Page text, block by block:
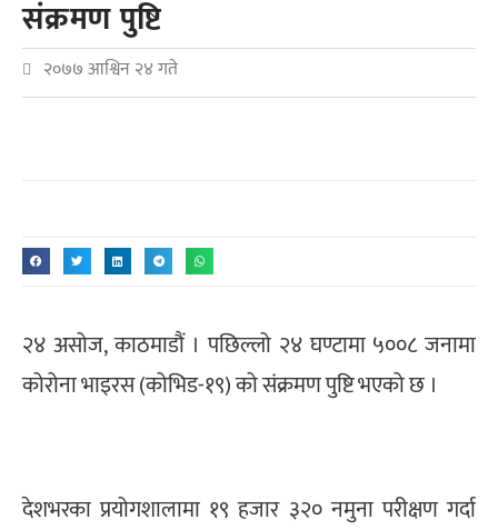
संक्रमण पुष्टि
२०७७ आश्विन २४ गते
२४ असोज, काठमाडौं । पछिल्लो २४ घण्टामा ५००८ जनामा
कोरोना भाइरस (कोभिड-१९) को संक्रमण पुष्टि भएको छ ।
देशभरका प्रयोगशालामा १९ हजार ३२० नमुना परीक्षण गर्दा